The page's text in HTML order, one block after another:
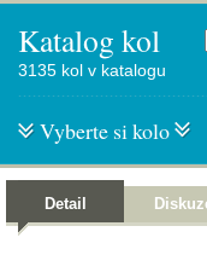
Katalog kol
3135 kol v katalogu
Vyberte si kolo
Detail